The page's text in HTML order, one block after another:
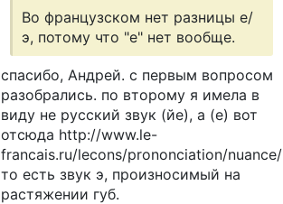
Во французском нет разницы е/
э, потому что "е" нет вообще.
спасибо, Андрей. с первым вопросом
разобрались. по второму я имела в
виду не русский звук (йе), а (е) вот
отсюда http://www.le-
francais.ru/lecons/prononciation/nuance/
то есть звук э, произносимый на
растяжении губ.